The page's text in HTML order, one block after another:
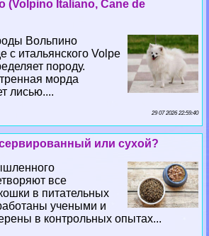
(Volpino Italiano, Cane de
Вольпино
с итальянского Volpe
породу.
морда
лисью....
29 07 2026 22:59:40
или сухой?
все
в питательных
учеными и
в контрольных опытах...